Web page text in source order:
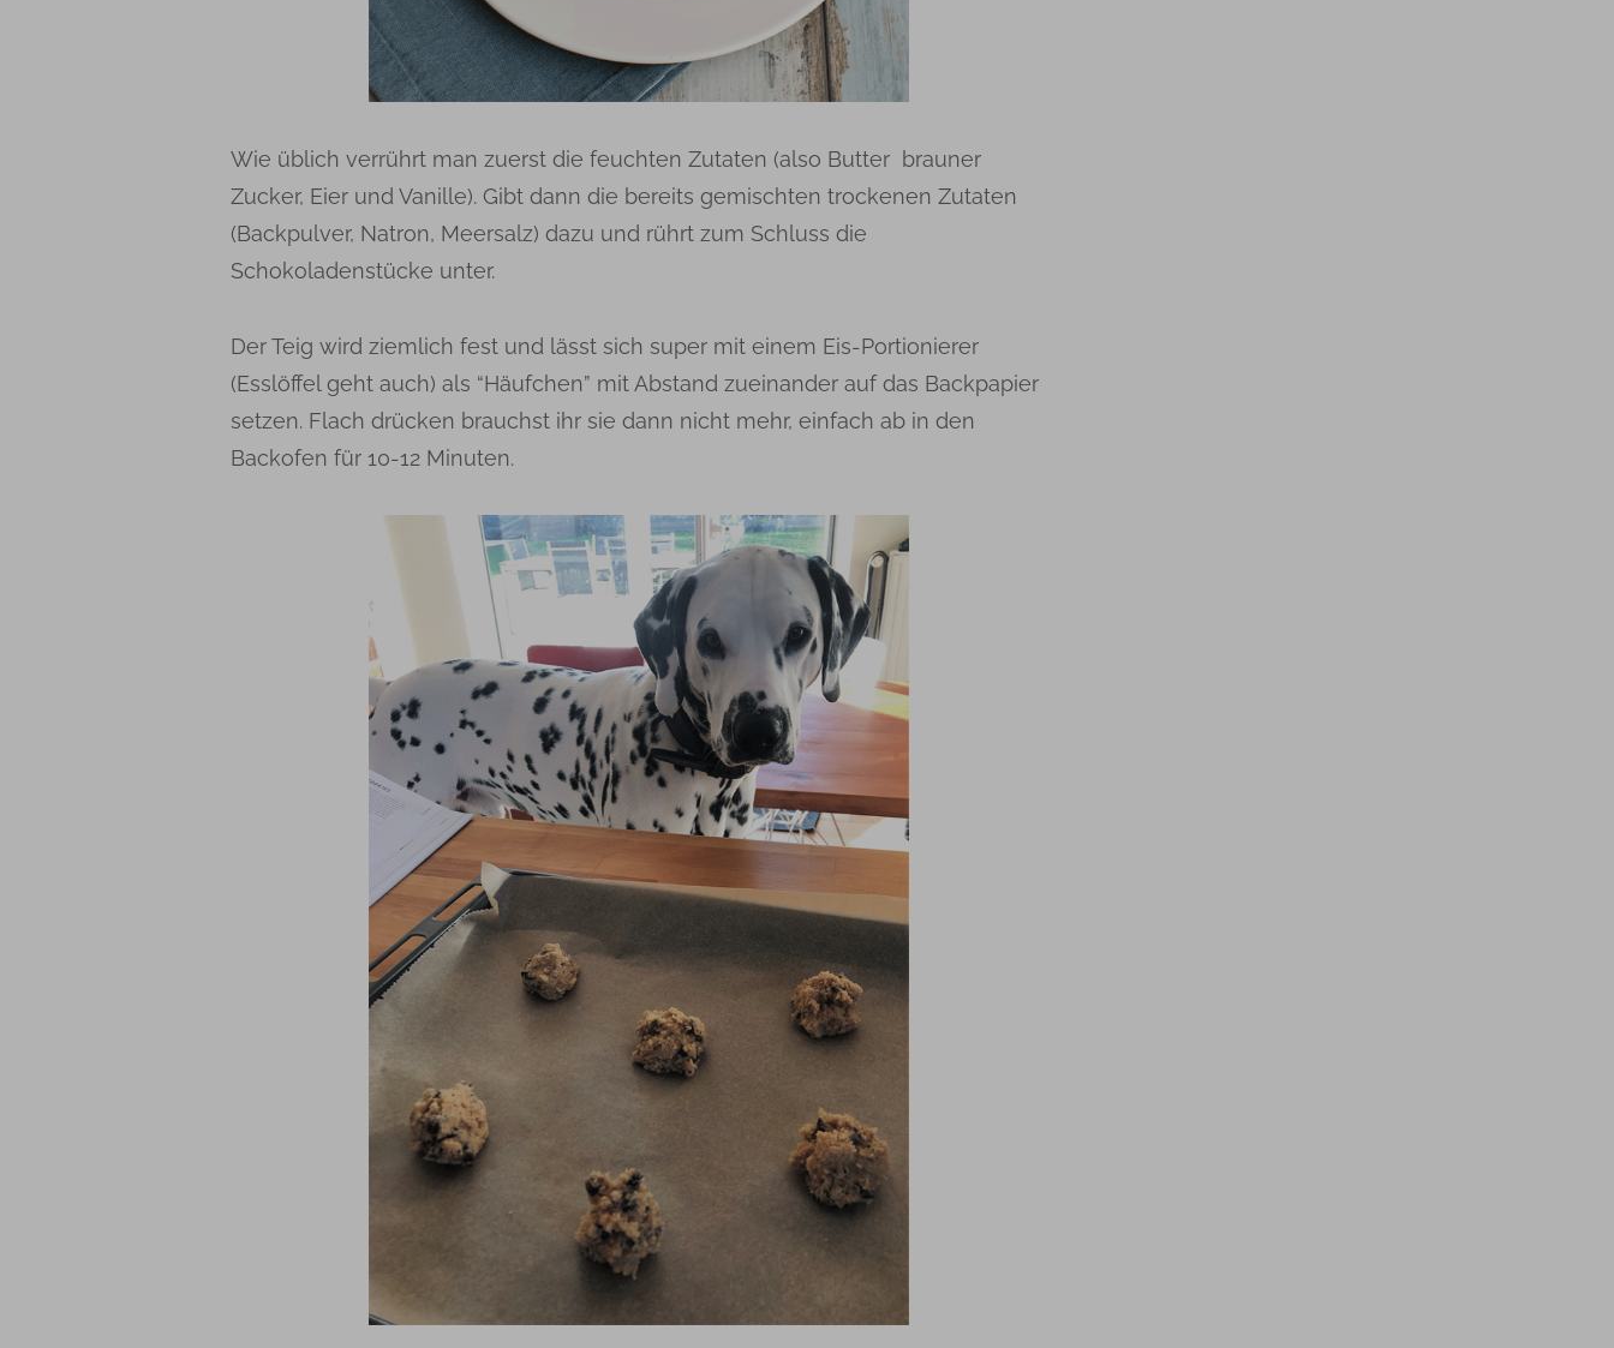
Wie üblich verrührt man zuerst die feuchten Zutaten (also Butter brauner
Zucker, Eier und Vanille). Gibt dann die bereits gemischten trockenen Zutaten
(Backpulver, Natron, Meersalz) dazu und rührt zum Schluss die
Schokoladenstücke unter.
Der Teig wird ziemlich fest und lässt sich super mit einem Eis-Portionierer
(Esslöffel geht auch) als “Häufchen” mit Abstand zueinander auf das Backpapier
setzen. Flach drücken brauchst ihr sie dann nicht mehr, einfach ab in den
Backofen für 10-12 Minuten.